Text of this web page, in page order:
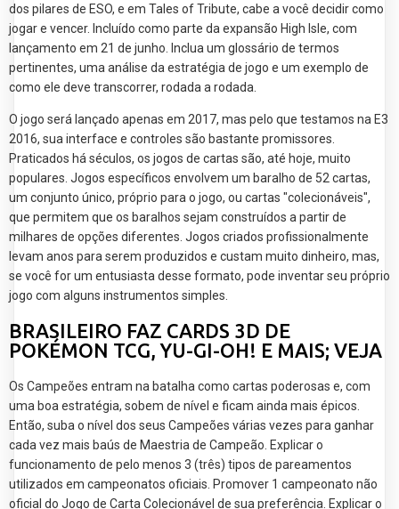
dos pilares de ESO, e em Tales of Tribute, cabe a você decidir como
jogar e vencer. Incluído como parte da expansão High Isle, com
lançamento em 21 de junho. Inclua um glossário de termos
pertinentes, uma análise da estratégia de jogo e um exemplo de
como ele deve transcorrer, rodada a rodada.
O jogo será lançado apenas em 2017, mas pelo que testamos na E3
2016, sua interface e controles são bastante promissores.
Praticados há séculos, os jogos de cartas são, até hoje, muito
populares. Jogos específicos envolvem um baralho de 52 cartas,
um conjunto único, próprio para o jogo, ou cartas "colecionáveis",
que permitem que os baralhos sejam construídos a partir de
milhares de opções diferentes. Jogos criados profissionalmente
levam anos para serem produzidos e custam muito dinheiro, mas,
se você for um entusiasta desse formato, pode inventar seu próprio
jogo com alguns instrumentos simples.
BRASILEIRO FAZ CARDS 3D DE
POKÉMON TCG, YU-GI-OH! E MAIS; VEJA
Os Campeões entram na batalha como cartas poderosas e, com
uma boa estratégia, sobem de nível e ficam ainda mais épicos.
Então, suba o nível dos seus Campeões várias vezes para ganhar
cada vez mais baús de Maestria de Campeão. Explicar o
funcionamento de pelo menos 3 (três) tipos de pareamentos
utilizados em campeonatos oficiais. Promover 1 campeonato não
oficial do Jogo de Carta Colecionável de sua preferência. Explicar o